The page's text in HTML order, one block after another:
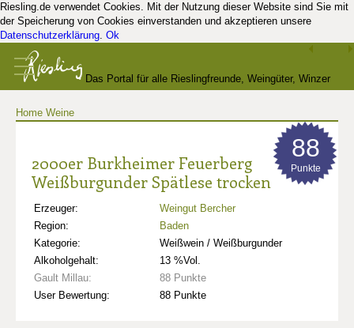
Riesling.de verwendet Cookies. Mit der Nutzung dieser Website sind Sie mit
der Speicherung von Cookies einverstanden und akzeptieren unsere
Datenschutzerklärung. Ok
Das Portal für alle Rieslingfreunde, Weingüter, Winzer
Home Weine
2000er Burkheimer Feuerberg
Weißburgunder Spätlese trocken
Erzeuger:
Weingut Bercher
Region:
Baden
Kategorie:
Weißwein / Weißburgunder
Alkoholgehalt:
13 %Vol.
Gault Millau:
88 Punkte
User Bewertung:
88 Punkte
88
Punkte